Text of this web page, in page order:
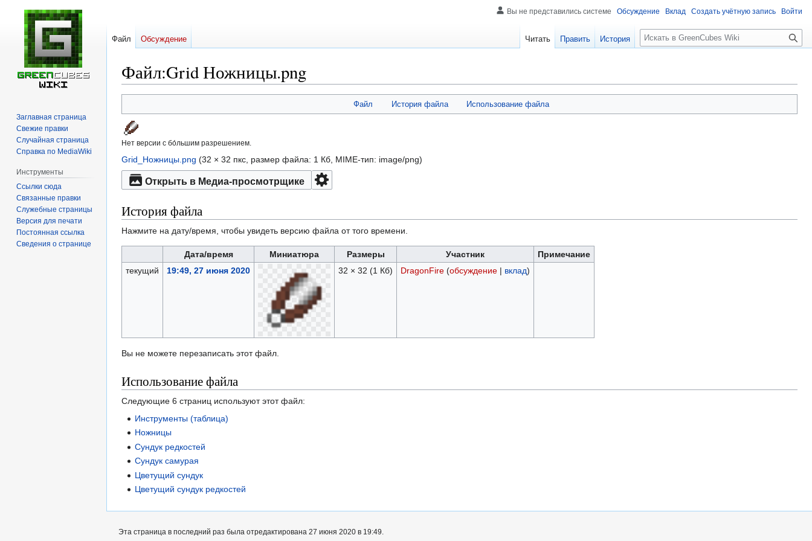
Файл:Grid Ножницы.png
к
навигации
к
поиску
Файл История файла Использование файла
Нет версии с бо́льшим разрешением.
Grid_Ножницы.png (32 × 32 пкс, размер файла: 1 Кб, MIME-тип: image/png)
Открыть в Медиа-просмотрщике
История файла
Нажмите на дату/время, чтобы увидеть версию файла от того времени.
Дата/время Миниатюра Размеры Участник
Примечание
текущий
19:49, 27 июня 2020 32 × 32 (1 Кб) DragonFire (обсуждение| вклад)
Вы не можете перезаписать этот файл.
Использование файла
Следующие 6 страниц используют этот файл:
Инструменты (таблица)
Ножницы
Сундук редкостей
Сундук самурая
Цветущий сундук
Цветущий сундук редкостей
Вы не представились системе Обсуждение Вклад Создать учётную запись Войти
Файл Обсуждение Читать Править История
Поиск
Заглавная страница
Свежие правки
Случайная страница
Справка по MediaWiki
Инструменты
Ссылки сюда
Связанные правки
Служебные страницы
Версия для печати
Постоянная ссылка
Сведения о странице
Эта страница в последний раз была отредактирована 27 июня 2020 в 19:49.